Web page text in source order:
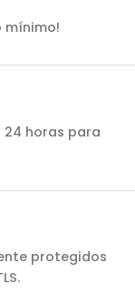
mínimo!
horas para
protegidos